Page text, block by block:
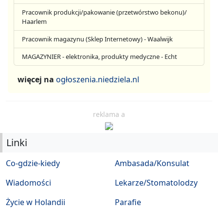
Pracownik produkcji/pakowanie (przetwórstwo bekonu)/
Haarlem
Pracownik magazynu (Sklep Internetowy) - Waalwijk
MAGAZYNIER - elektronika, produkty medyczne - Echt
więcej na ogłoszenia.niedziela.nl
reklama a
Linki
Co-gdzie-kiedy
Wiadomości
Życie w Holandii
Ambasada/Konsulat
Lekarze/Stomatolodzy
Parafie